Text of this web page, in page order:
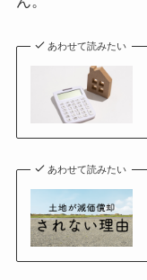
あわせて読みたい
あわせて読みたい